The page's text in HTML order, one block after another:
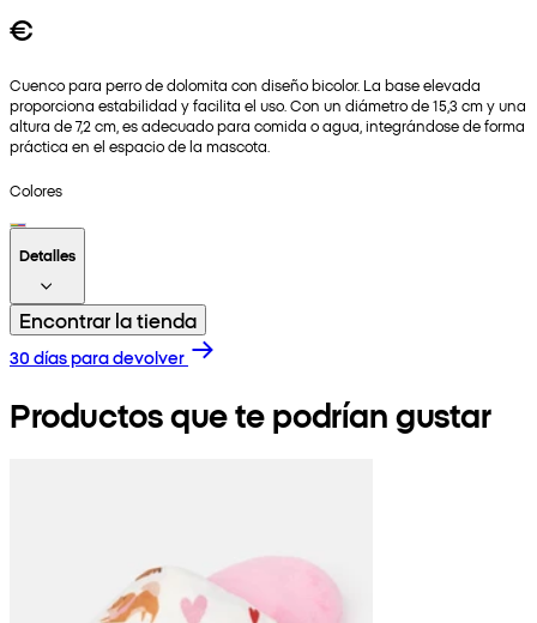
€
Cuenco para perro de dolomita con diseño bicolor. La base elevada
proporciona estabilidad y facilita el uso. Con un diámetro de 15,3 cm y una
altura de 7,2 cm, es adecuado para comida o agua, integrándose de forma
práctica en el espacio de la mascota.
Colores
Detalles
Encontrar la tienda
30 días para devolver
Productos que te podrían gustar